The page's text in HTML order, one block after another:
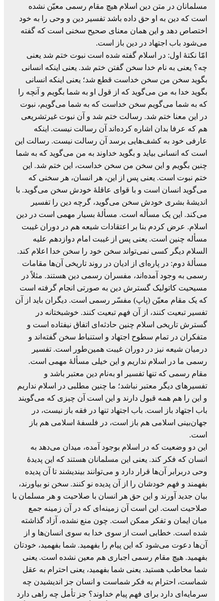
مسلمانان در متن دین اسلام هیچ مقام رسمی معیّن نشده
است که دین به او حق داده باشد تفسیر دین و وحی را به خود
اختصاص دهد و این همان معنای صحیح سخنی است که گفته
می‌شود باب اجتهاد در دین باز است.
امّا نکتۀ اول: در اسلام گفته شده است نبوت ختم شد یعنی
چه؟ یعنی به نام خدا سخن گفتن ختم شد. یعنی اینکه انسانی
بگوید سخن من سخن خداست قطع شد؛ یعنی اینکه انسانی
بگوید خدا به من می‌گوید که از قول او به شما بگویم و آنچه را
که به شما می‌گویم سخن خداست که به شما می‌گویم، نبوت
در این معنا ختم شد. رسالت ختم شد و آن نبوت غیرتشریعی
هم که عرفا بدان اشاره کرده‌اند آن رسالت نیست. اینکه
عارفی خود به کشف‌هایی برسد آن رسالت نیست. رسالت این
است که انسانی بیاید و بگوید خداوند به من می‌گوید که به شما
چنین بگویم و این سخن من سخن خداست، این ختم شد. این
ختم نبوت است. یعنی پس از این، هر انسان، هر سخنی که
می‌گوید انسان است و با قوای عاقلۀ خودش سخن می‌گوید. با
اندیشۀ بشری خودش سخن می‌گوید، گرچه دین را تفسیر
می‌کند. این یک مسأله است. مسألۀ بسیار مهمی است در دین
اسلام. عرض کردم بنا بر اعتقادات شیعه هم در دوران غیبت
مسأله چنین است. یعنی پس از غیبت امام دوازدهم علیه
السلام دیگر کسی نمی‌تواند سخن خود را سخن خدا اعلام کند.
مسألۀ دوم: در پاره‌ای از ادیان در روند تاریخی آن‌ها مقامات
رسمی به وجود آمده‌اند، مفسران رسمی دین هستند. مثلاً در
مسیحیت کاتولیک گسترش دین به صورتی انجام گرفته است
که یک مقام معیّن (پاپ) مفسّر رسمی است. دیگران باید از آن
تفسیر تبعیت کنند، از آن فهم تبعیت کنند. خوشبختانه در
گسترش تاریخی اسلام چنین حادثه‌ای اتفاق نیفتاده است و
متفکران در تمام سطوح اجتهاد و استنباط سخن گفته‌اند و
درمیان شیعه نیز در دوران غیبت همین‌طور است. تفسیر
رسمی ما در اسلام نداریم و این خیلی مسألۀ مهمی است.
مقام رسمی که تنها تفسیر او به‌نام دین معتبر باشد و
تفسیرهای دیگر معتبر نباشد؛ ما چنین مطلبی در اسلام نداریم
و این را هم همه قبول دارند و این است آن چیزی که می‌گویند
باب اجتهاد باز است. باب اجتهاد تنها در فقه باز نیست، در
جهان‌بینی اسلامی هم باز است، در فلسفۀ اسلامی هم باز
است.
این دو وضعیت که در اسلام بوجود آمده، میدان می‌دهد به
انسان که فکر کند. یعنی این مسلمانان هستند که این پدیدۀ
وحی دربرابر آن‌ها قرار دارد و می‌توانند بیندیشند تا آن پدیده
بفهمند و فهم خودشان را از آن پدیده نو کنند. سخن نو بیاورند،
بیان جدید آورند و این حق هر انسان با صلاحیت و هر مسلمان با
صلاحیت است. این است آن زمینه‌ای که در آن زمینه جمع
میان ایمان و تفکر ممکن است. چون منع نشده، آزاد گذاشته
شده است. خطابی است از سوی خدا به سوی انسان‌ها و از
آن‌ها دعوت می‌شود که این پیام را بفهمید. شما بفهمید، خودتان
بفهمید. هیچ مقام رسمی اجباری هم معین نشده است. یعنی
شما مخاطب هستید. یعنی شما بفهمید، یعنی احترام به عقل
شماست، احترام به فکر شماست و انسان جز اندیشیدن چه
سرمایه‌ای دارد برای فهم پیام خداوند؟ جز تأمل چه راهی دارد